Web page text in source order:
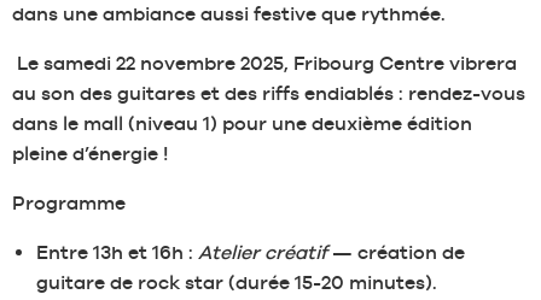
dans une ambiance aussi festive que rythmée.
Le samedi 22 novembre 2025, Fribourg Centre vibrera
au son des guitares et des riffs endiablés : rendez-vous
dans le mall (niveau 1) pour une deuxième édition
pleine d’énergie !
Programme
Entre 13h et 16h : Atelier créatif— création de
guitare de rock star (durée 15-20 minutes).